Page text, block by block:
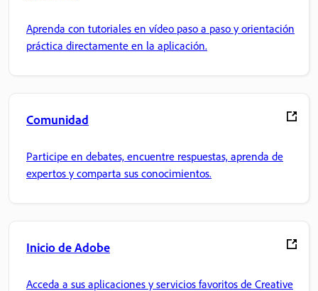
Aprenda con tutoriales en vídeo paso a paso y orientación
práctica directamente en la aplicación.
Comunidad
Participe en debates, encuentre respuestas, aprenda de
expertos y comparta sus conocimientos.
Inicio de Adobe
Acceda a sus aplicaciones y servicios favoritos de Creative